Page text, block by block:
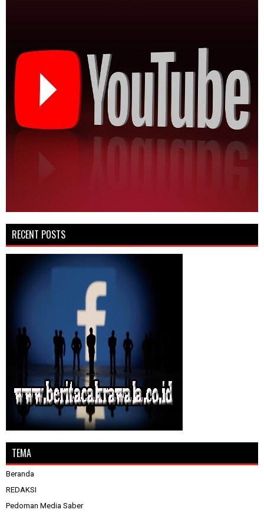
RECENT POSTS
TEMA
Beranda
REDAKSI
Pedoman Media Saber